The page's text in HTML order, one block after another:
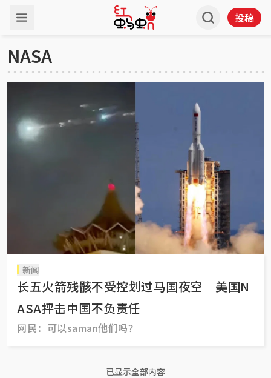
投稿
NASA
新闻
长五火箭残骸不受控划过马国夜空 美国N
ASA抨击中国不负责任
网民：可以saman他们吗？
已显示全部内容